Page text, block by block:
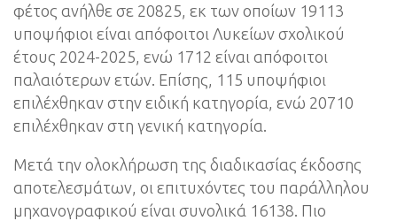
φέτος ανήλθε σε 20825, εκ των οποίων 19113
υποψήφιοι είναι απόφοιτοι Λυκείων σχολικού
έτους 2024-2025, ενώ 1712 είναι απόφοιτοι
παλαιότερων ετών. Επίσης, 115 υποψήφιοι
επιλέχθηκαν στην ειδική κατηγορία, ενώ 20710
επιλέχθηκαν στη γενική κατηγορία.
Μετά την ολοκλήρωση της διαδικασίας έκδοσης
αποτελεσμάτων, οι επιτυχόντες του παράλληλου
μηχανογραφικού είναι συνολικά 16138. Πιο